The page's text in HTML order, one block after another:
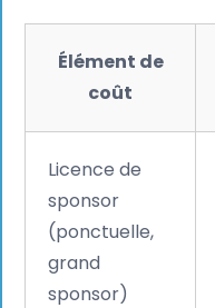
Élément de
coût
Licence de
sponsor
(ponctuelle,
grand
sponsor)